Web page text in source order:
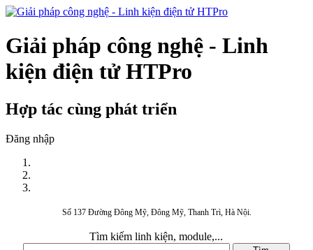
Giải pháp công nghệ - Linh
kiện điện tử HTPro
Hợp tác cùng phát triển
Đăng nhập
Số 137 Đường Đông Mỹ, Đông Mỹ, Thanh Trì, Hà Nội.
Tìm kiếm linh kiện, module,...